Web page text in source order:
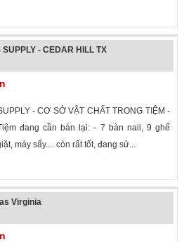
- CEDAR HILL TX
- CƠ SỞ VẬT CHẤT TRONG TIỆM -
đang cần bán lại: - 7 bàn nail, 9 ghế
máy sấy.... còn rất tốt, đang sử...
Virginia